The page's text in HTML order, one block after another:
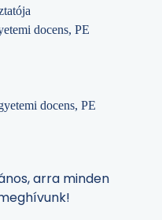
docens, PE
docens, PE
arra minden